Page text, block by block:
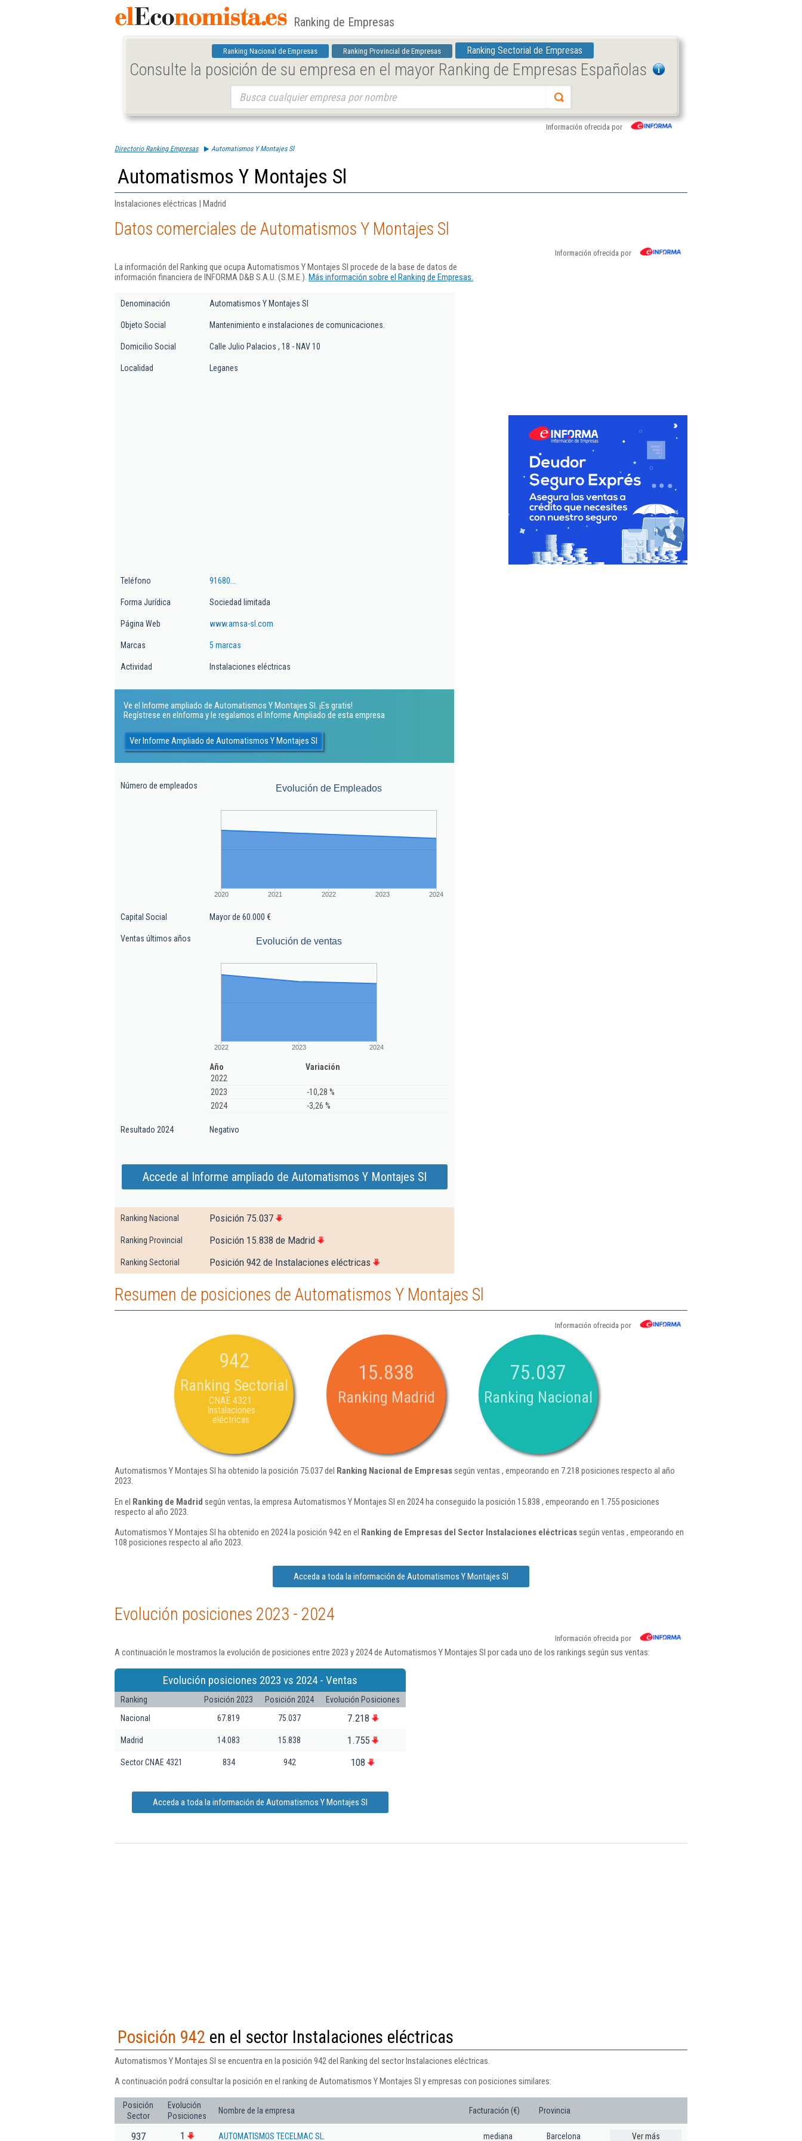
Ranking de Empresas
Ranking Nacional de Empresas Ranking Provincial de Empresas Ranking Sectorial de Empresas
Consulte la posición de su empresa en el mayor Ranking de Empresas Españolas
Información ofrecida por
Directorio Ranking Empresas Automatismos Y Montajes Sl
Automatismos Y Montajes Sl
Instalaciones eléctricas | Madrid
Datos comerciales de Automatismos Y Montajes Sl
Información ofrecida por
La información del Ranking que ocupa Automatismos Y Montajes Sl procede de la base de datos de
información financiera de INFORMA D&B S.A.U. (S.M.E.). Más información sobre el Ranking de Empresas.
Denominación Automatismos Y Montajes Sl
Objeto Social Mantenimiento e instalaciones de comunicaciones.
Domicilio Social Calle Julio Palacios , 18 - NAV 10
Localidad Leganes
Teléfono 91680...
Forma Jurídica Sociedad limitada
Página Web www.amsa-sl.com
Marcas 5 marcas
Actividad Instalaciones eléctricas
Ve el Informe ampliado de Automatismos Y Montajes Sl. ¡Es gratis!
Regístrese en eInforma y le regalamos el Informe Ampliado de esta empresa
Ver Informe Ampliado de Automatismos Y Montajes Sl
Número de empleados Evolución de Empleados
2020 2021 2022 2023 2024
Capital Social Mayor de 60.000 €
Ventas últimos años Evolución de ventas
2022 2023 2024
Año
Variación
2022
2023
-10,28 %
2024
-3,26 %
Resultado 2024 Negativo
Accede al Informe ampliado de Automatismos Y Montajes Sl
Ranking Nacional Posición 75.037
Ranking Provincial Posición 15.838 de Madrid
Ranking Sectorial Posición 942 de Instalaciones eléctricas
Resumen de posiciones de Automatismos Y Montajes Sl
Información ofrecida por
942
Ranking Sectorial
CNAE 4321:
Instalaciones
eléctricas
15.838
Ranking Madrid
75.037
Ranking Nacional
Automatismos Y Montajes Sl ha obtenido la posición 75.037 del Ranking Nacional de Empresassegún ventas , empeorando en 7.218 posiciones respecto al año
2023.
En el Ranking de Madrid según ventas, la empresa Automatismos Y Montajes Sl en 2024 ha conseguido la posición 15.838 , empeorando en 1.755 posiciones
respecto al año 2023.
Automatismos Y Montajes Sl ha obtenido en 2024 la posición 942 en el Ranking de Empresas del Sector Instalaciones eléctricassegún ventas , empeorando en
108 posiciones respecto al año 2023.
Acceda a toda la información de Automatismos Y Montajes Sl
Evolución posiciones 2023 - 2024
Información ofrecida por
A continuación le mostramos la evolución de posiciones entre 2023 y 2024 de Automatismos Y Montajes Sl por cada uno de los rankings según sus ventas:
Evolución posiciones 2023 vs 2024 - Ventas
Ranking Posición 2023 Posición 2024
Evolución Posiciones
Nacional
67.819 75.037 7.218
Madrid 14.083 15.838 1.755
Sector CNAE 4321 834 942 108
Acceda a toda la información de Automatismos Y Montajes Sl
Posición 942 en el sector Instalaciones eléctricas
Automatismos Y Montajes Sl se encuentra en la posición 942 del Ranking del sector Instalaciones eléctricas.
A continuación podrá consultar la posición en el ranking de Automatismos Y Montajes Sl y empresas con posiciones similares:
Posición
Sector
Evolución
Posiciones
Nombre de la empresa Facturación (€) Provincia
937 1 AUTOMATISMOS TECELMAC SL. mediana Barcelona Ver más